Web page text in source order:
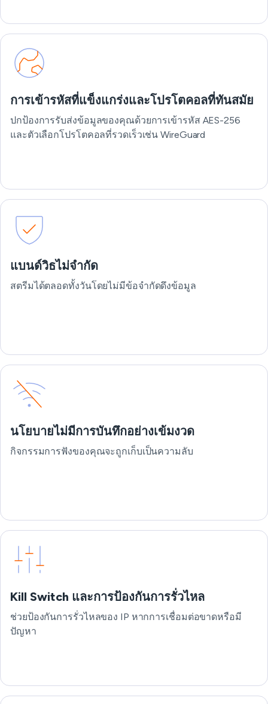
การเข้ารหัสที่แข็งแกร่งและโปรโตคอลที่ทันสมัย
ปกป้องการรับส่งข้อมูลของคุณด้วยการเข้ารหัส AES-256
และตัวเลือกโปรโตคอลที่รวดเร็วเช่น WireGuard
แบนด์วิธไม่จำกัด
สตรีมได้ตลอดทั้งวันโดยไม่มีข้อจำกัดดึงข้อมูล
นโยบายไม่มีการบันทึกอย่างเข้มงวด
กิจกรรมการฟังของคุณจะถูกเก็บเป็นความลับ
Kill Switch และการป้องกันการรั่วไหล
ช่วยป้องกันการรั่วไหลของ IP หากการเชื่อมต่อขาดหรือมี
ปัญหา